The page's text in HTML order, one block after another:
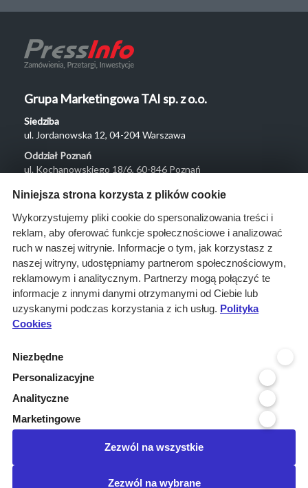
Grupa Marketingowa TAI sp. z o.o.
Siedziba
ul. Jordanowska 12, 04-204 Warszawa
Oddział Poznań
ul. Kochanowskiego 18/6, 60-846 Poznań
Menu
O nas
Rozwiązania
Monitoring
przetargów
Raporty
przetargowe
Kontakt
Kontakt
Infolinia 800 800 707
kontakt@pressinfo.pl
Niniejsza strona korzysta z plików cookie
Wykorzystujemy pliki cookie do spersonalizowania treści i
reklam, aby oferować funkcje społecznościowe i analizować
ruch w naszej witrynie. Informacje o tym, jak korzystasz z
naszej witryny, udostępniamy partnerom społecznościowym,
reklamowym i analitycznym. Partnerzy mogą połączyć te
informacje z innymi danymi otrzymanymi od Ciebie lub
uzyskanymi podczas korzystania z ich usług. Polityka
Cookies
Niezbędne
Personalizacyjne
Analityczne
Marketingowe
Zezwól na wszystkie
Zezwól na wybrane